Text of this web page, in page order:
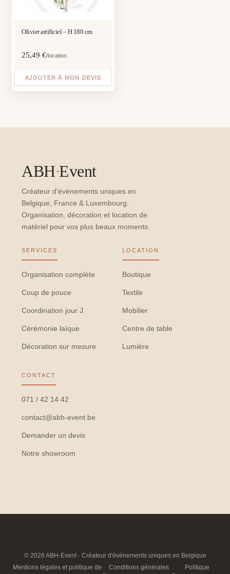
Olivier artificiel – H 180 cm
25,49€/location
AJOUTER À MON DEVIS
ABH·Event
Créateur d'événements uniques en
Belgique, France & Luxembourg.
Organisation, décoration et location de
matériel pour vos plus beaux moments.
SERVICES
Organisation complète
Coup de pouce
Coordination jour J
Cérémonie laïque
Décoration sur mesure
LOCATION
Boutique
Textile
Mobilier
Centre de table
Lumière
CONTACT
071 / 42 14 42
contact@abh-event.be
Demander un devis
Notre showroom
© 2026 ABH-Event · Créateur d'événements uniques en Belgique
Mentions légales et politique de
Conditions générales
Politique